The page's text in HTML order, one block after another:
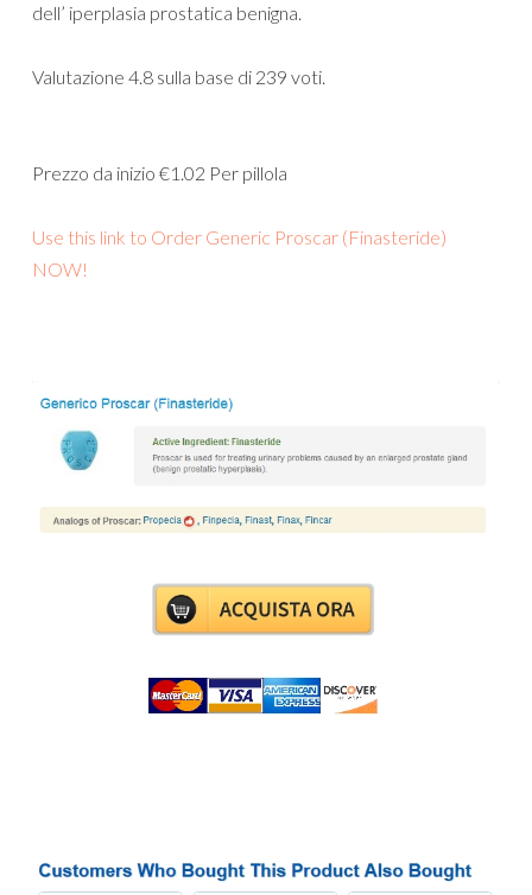
dell’ iperplasia prostatica benigna.
Valutazione 4.8 sulla base di 239 voti.
Prezzo da inizio €1.02 Per pillola
Use this link to Order Generic Proscar (Finasteride)
NOW!